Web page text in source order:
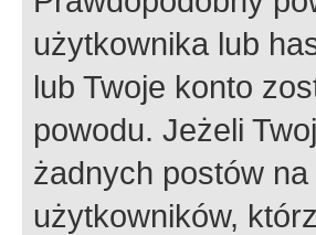
użytkownika lub
lub Twoje konto
powodu. Jeżeli
żadnych postów
użytkowników,